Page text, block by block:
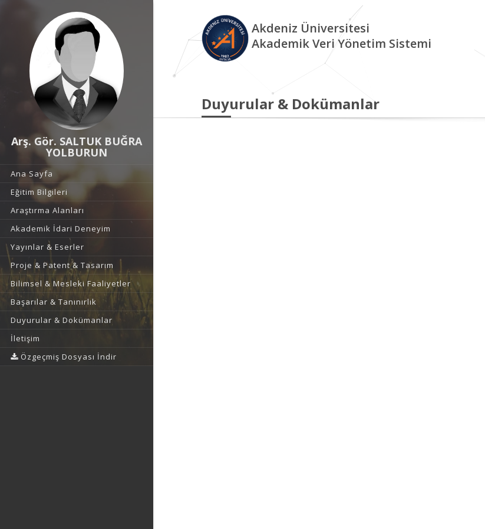
Arş. Gör. SALTUK BUĞRA
YOLBURUN
Ana Sayfa
Eğitim Bilgileri
Araştırma Alanları
Akademik İdari Deneyim
Yayınlar & Eserler
Proje & Patent & Tasarım
Bilimsel & Mesleki Faaliyetler
Başarılar & Tanınırlık
Duyurular & Dokümanlar
İletişim
Özgeçmiş Dosyası İndir
Akdeniz Üniversitesi
Akademik Veri Yönetim Sistemi
Duyurular & Dokümanlar